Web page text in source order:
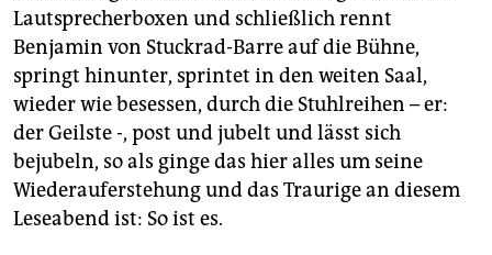
genossenschaft
epaper login
Lautsprecherboxen und schließlich rennt
Benjamin von Stuckrad-Barre auf die Bühne,
springt hinunter, sprintet in den weiten Saal,
wieder wie besessen, durch die Stuhlreihen – er:
der Geilste -, post und jubelt und lässt sich
bejubeln, so als ginge das hier alles um seine
Wiederauferstehung und das Traurige an diesem
Leseabend ist: So ist es.